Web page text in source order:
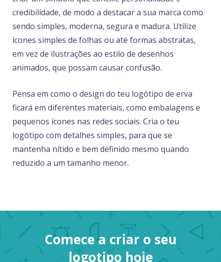
credibilidade, de modo a destacar a sua marca como
sendo simples, moderna, segura e madura. Utilize
ícones simples de folhas ou até formas abstratas,
em vez de ilustrações ao estilo de desenhos
animados, que possam causar confusão.
Pensa em como o design do teu logótipo de erva
ficará em diferentes materiais, como embalagens e
pequenos ícones nas redes sociais. Cria o teu
logótipo com detalhes simples, para que se
mantenha nítido e bem definido mesmo quando
reduzido a um tamanho menor.
Comece a criar o seu
logotipo hoje